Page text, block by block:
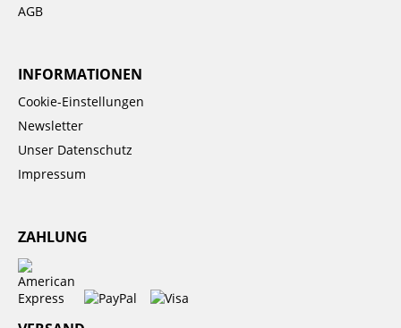
AGB
INFORMATIONEN
Cookie-Einstellungen
Newsletter
Unser Datenschutz
Impressum
ZAHLUNG